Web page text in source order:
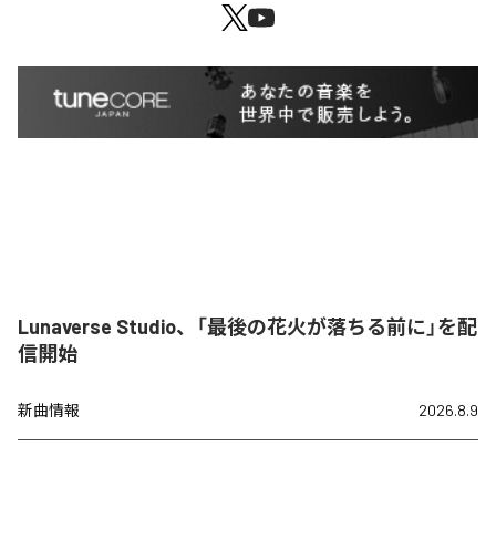
Lunaverse Studio、「最後の花火が落ちる前に」を配
信開始
新曲情報 2026.8.9